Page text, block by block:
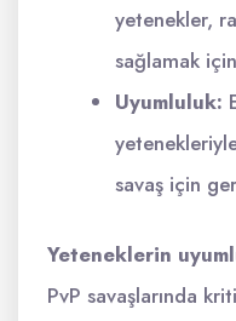
yetenekler,
sağlamak
Uyumluluk:
savaş için
Yeteneklerin
PvP savaşlarında